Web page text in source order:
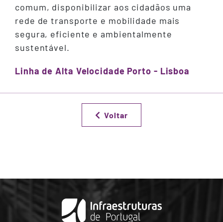
comum, disponibilizar aos cidadãos uma
rede de transporte e mobilidade mais
segura, eficiente e ambientalmente
sustentável.
Linha de Alta Velocidade Porto - Lisboa
Voltar